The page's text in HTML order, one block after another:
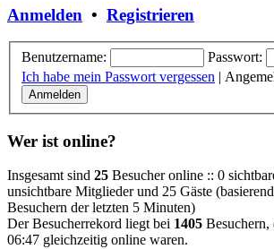
Anmelden • Registrieren
Benutzername:
Passwort:
Ich habe mein Passwort vergessen |
Wer ist online?
Insgesamt sind 25 Besucher online :: 0
unsichtbare Mitglieder und 25 Gäste
Besuchern der letzten 5 Minuten)
Der Besucherrekord liegt bei 1405
06:47 gleichzeitig online waren.